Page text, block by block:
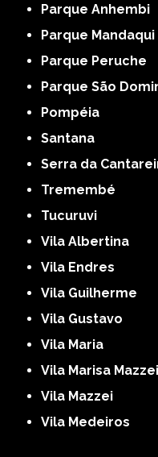
Parque Anhembi
Parque Mandaqui
Parque Peruche
Parque São
Pompéia
Santana
Serra da
Tremembé
Tucuruvi
Vila Albertina
Vila Endres
Vila Guilherme
Vila Gustavo
Vila Maria
Vila Marisa Mazzei
Vila Mazzei
Vila Medeiros